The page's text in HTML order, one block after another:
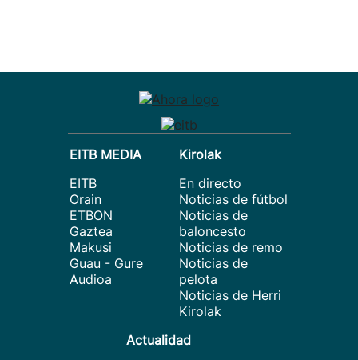
EITB MEDIA
EITB
Orain
ETBON
Gaztea
Makusi
Guau - Gure
Audioa
Kirolak
En directo
Noticias de fútbol
Noticias de
baloncesto
Noticias de remo
Noticias de
pelota
Noticias de Herri
Kirolak
Actualidad